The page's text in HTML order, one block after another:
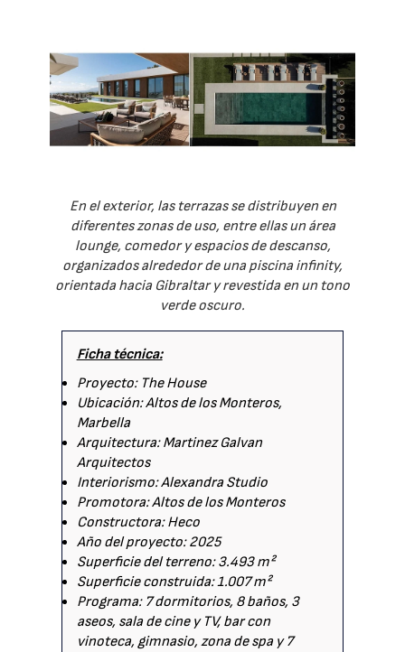
En el exterior, las terrazas se distribuyen en
diferentes zonas de uso, entre ellas un área
lounge, comedor y espacios de descanso,
organizados alrededor de una piscina infinity,
orientada hacia Gibraltar y revestida en un tono
verde oscuro.
Ficha técnica:
Proyecto: The House
Ubicación: Altos de los Monteros,
Marbella
Arquitectura: Martinez Galvan
Arquitectos
Interiorismo: Alexandra Studio
Promotora: Altos de los Monteros
Constructora: Heco
Año del proyecto: 2025
Superficie del terreno: 3.493 m²
Superficie construida: 1.007 m²
Programa: 7 dormitorios, 8 baños, 3
aseos, sala de cine y TV, bar con
vinoteca, gimnasio, zona de spa y 7